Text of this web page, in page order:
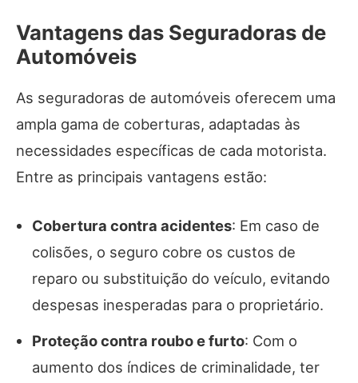
Vantagens das Seguradoras de
Automóveis
As seguradoras de automóveis oferecem uma
ampla gama de coberturas, adaptadas às
necessidades específicas de cada motorista.
Entre as principais vantagens estão:
Cobertura contra acidentes: Em caso de
colisões, o seguro cobre os custos de
reparo ou substituição do veículo, evitando
despesas inesperadas para o proprietário.
Proteção contra roubo e furto: Com o
aumento dos índices de criminalidade, ter